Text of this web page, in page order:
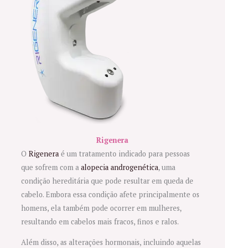
Rigenera
ORigenera é um tratamento indicado para pessoas
que sofrem com aalopecia androgenética, uma
condição hereditária que pode resultar em queda de
cabelo. Embora essa condição afete principalmente os
homens, ela também pode ocorrer em mulheres,
resultando em cabelos mais fracos, finos e ralos.
Além disso, as alterações hormonais, incluindo aquelas